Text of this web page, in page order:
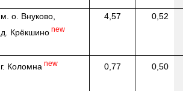
м. о. Внуково,
д. Крёкшино new
4,57 0,52
г. Коломна new 0,77 0,50